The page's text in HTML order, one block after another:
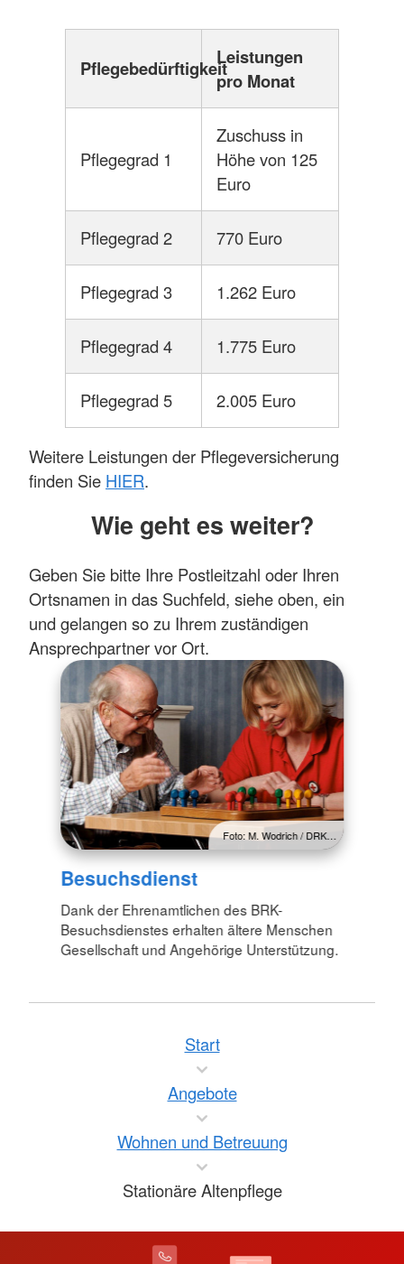
PflegebedürftigkeitLeistungen
pro Monat
Pflegegrad 1
Zuschuss in
Höhe von 125
Euro
Pflegegrad 2 770 Euro
Pflegegrad 3 1.262 Euro
Pflegegrad 4 1.775 Euro
Pflegegrad 5 2.005 Euro
Weitere Leistungen der Pflegeversicherung
finden Sie HIER.
Wie geht es weiter?
Geben Sie bitte Ihre Postleitzahl oder Ihren
Ortsnamen in das Suchfeld, siehe oben, ein
und gelangen so zu Ihrem zuständigen
Ansprechpartner vor Ort.
Foto: M. Wodrich / DRK…
Besuchsdienst
Dank der Ehrenamtlichen des BRK-
Besuchsdienstes erhalten ältere Menschen
Gesellschaft und Angehörige Unterstützung.
Start
Angebote
Wohnen und Betreuung
Stationäre Altenpflege